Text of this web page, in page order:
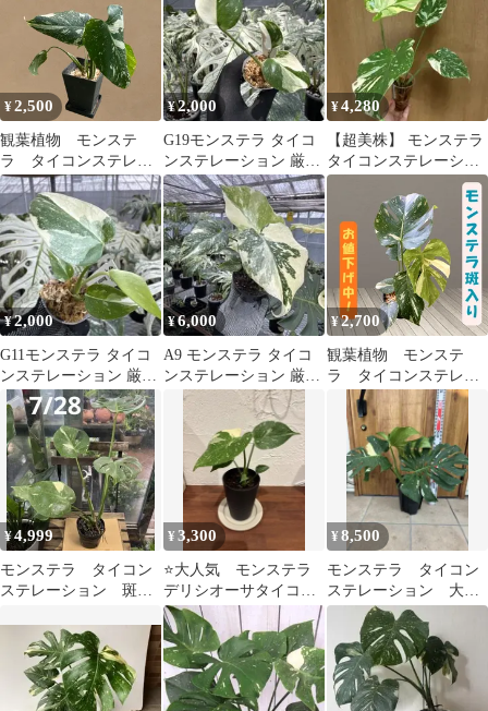
¥2,500
観葉植物 モンステ
ラ タイコンステレー
ション 斑入り ⑧
¥2,000
G19モンステラ タイコ
ンステレーション 厳選
斑入り ２寸ポリポッ
ト ネコポス
¥4,280
【超美株】 モンステラ
タイコンステレーショ
ン クリームブリュレ 斑
¥2,000
G11モンステラ タイコ
ンステレーション 厳選
斑入り ２寸ポリポッ
ト ネコポス
¥6,000
A9 モンステラ タイコ
ンステレーション 厳厳
選斑入り 送料込み
¥2,700
観葉植物 モンステ
ラ タイコンステレー
ション 斑入り ⑯
¥4,999
モンステラ タイコン
ステレーション 斑入
葉植物 本日入荷！
¥3,300
⭐️大人気 モンステラ
デリシオーサタイコン
ステレーション斑入り
黒鉢植え⭐️
¥8,500
モンステラ タイコン
ステレーション 大株3
現品 斑入り